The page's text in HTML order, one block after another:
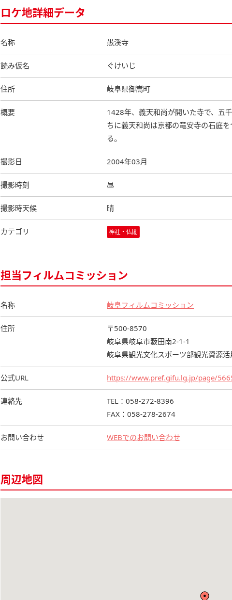
ロケ地詳細データ
名称 愚渓寺
読み仮名 ぐけいじ
住所 岐阜県御嵩町
概要
1428年、義天和尚が開いた寺で、五
ちに義天和尚は京都の竜安寺の石庭
る。
撮影日 2004年03月
撮影時刻 昼
撮影時天候 晴
カテゴリ 神社・仏閣
担当フィルムコミッション
名称 岐阜フィルムコミッション
住所
〒500-8570
岐阜県岐阜市藪田南2-1-1
岐阜県観光文化スポーツ部観光資源活
公式URL https://www.pref.gifu.lg.jp/page/
連絡先
TEL：058-272-8396
FAX：058-278-2674
お問い合わせ WEBでのお問い合わせ
周辺地図